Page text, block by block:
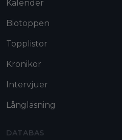
Kalender
Biotoppen
Topplistor
Krönikor
Intervjuer
Långläsning
DATABAS